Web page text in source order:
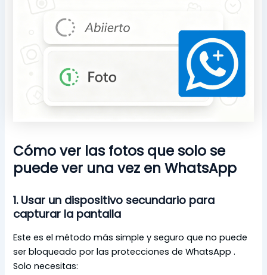
Cómo ver las fotos que solo se
puede ver una vez en WhatsApp
1. Usar un dispositivo secundario para
capturar la pantalla
Este es el método más simple y seguro que no puede
ser bloqueado por las protecciones de WhatsApp .
Solo necesitas: